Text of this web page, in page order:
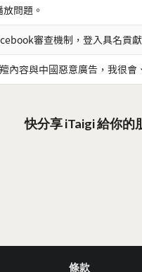
問題。
審查機制，登入具名貢
內容與中國惡意廣告，我很會
快分享 iTaigi 給你的
條款